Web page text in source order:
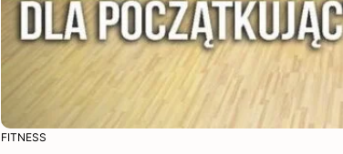
FITNESS